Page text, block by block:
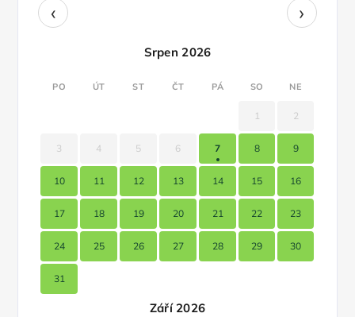
‹ ›
Srpen 2026
PO ÚT ST ČT PÁ SO NE
1 2
3 4 5 6 7 8 9
10 11 12 13 14 15 16
17 18 19 20 21 22 23
24 25 26 27 28 29 30
31
Září 2026